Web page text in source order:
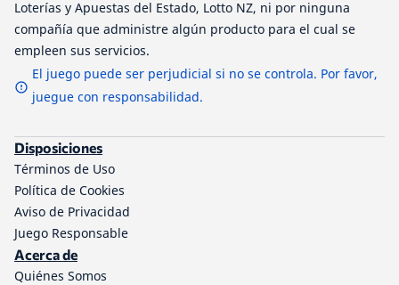
Loterías y Apuestas del Estado, Lotto NZ, ni por ninguna
compañía que administre algún producto para el cual se
empleen sus servicios.
El juego puede ser perjudicial si no se controla. Por favor,
juegue con responsabilidad.
Disposiciones
Términos de Uso
Política de Cookies
Aviso de Privacidad
Juego Responsable
Acerca de
Quiénes Somos